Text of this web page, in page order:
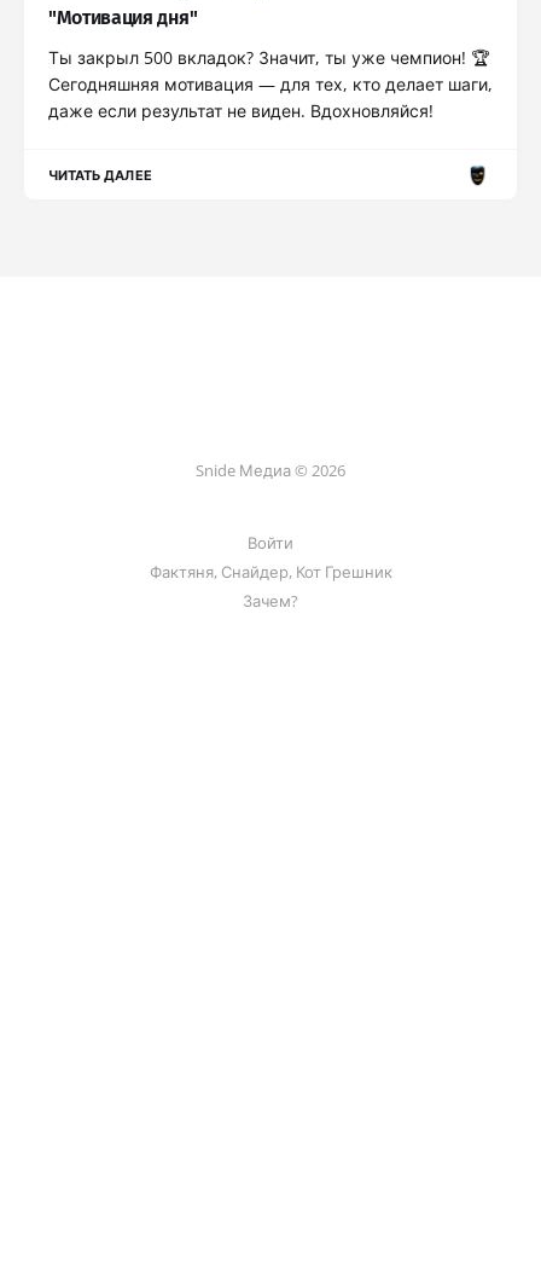
"Мотивация дня"
Ты закрыл 500 вкладок? Значит, ты уже чемпион! 🏆
Сегодняшняя мотивация — для тех, кто делает шаги,
даже если результат не виден. Вдохновляйся!
ЧИТАТЬ ДАЛЕЕ
Snide Медиа © 2026
Войти
Фактяня, Снайдер, Кот Грешник
Зачем?